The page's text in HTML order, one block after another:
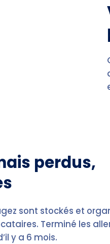
perdus,
sont stockés et
Terminé les
y a 6 mois.